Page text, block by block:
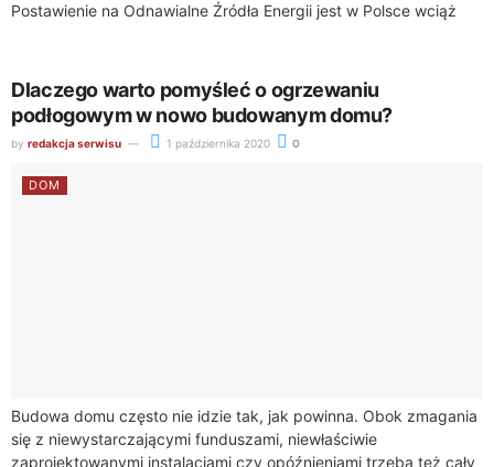
Postawienie na Odnawialne Źródła Energii jest w Polsce wciąż
Dlaczego warto pomyśleć o ogrzewaniu
podłogowym w nowo budowanym domu?
by redakcja serwisu 1 października 2020 0
DOM
Budowa domu często nie idzie tak, jak powinna. Obok zmagania
się z niewystarczającymi funduszami, niewłaściwie
zaprojektowanymi instalacjami czy opóźnieniami trzeba też cały